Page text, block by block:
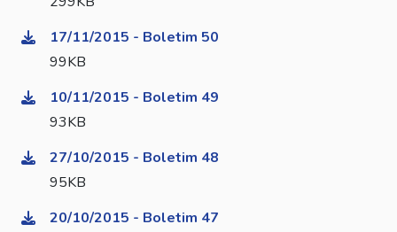
17/11/2015 - Boletim 50
99KB
10/11/2015 - Boletim 49
93KB
27/10/2015 - Boletim 48
95KB
20/10/2015 - Boletim 47